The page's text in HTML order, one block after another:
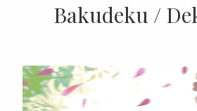
Bakudeku /